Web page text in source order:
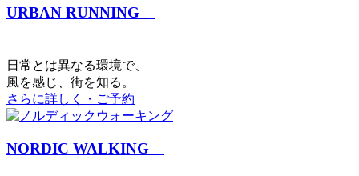
URBAN RUNNING
日常とは異なる環境で、
風を感じ、街を知る。
さらに詳しく・ご予約
NORDIC WALKING